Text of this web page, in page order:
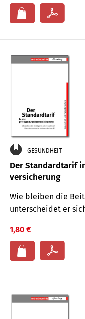
GESUNDHEIT
Der Standard­tarif
versicherung
Wie bleiben die
unterscheidet er
1,80 €